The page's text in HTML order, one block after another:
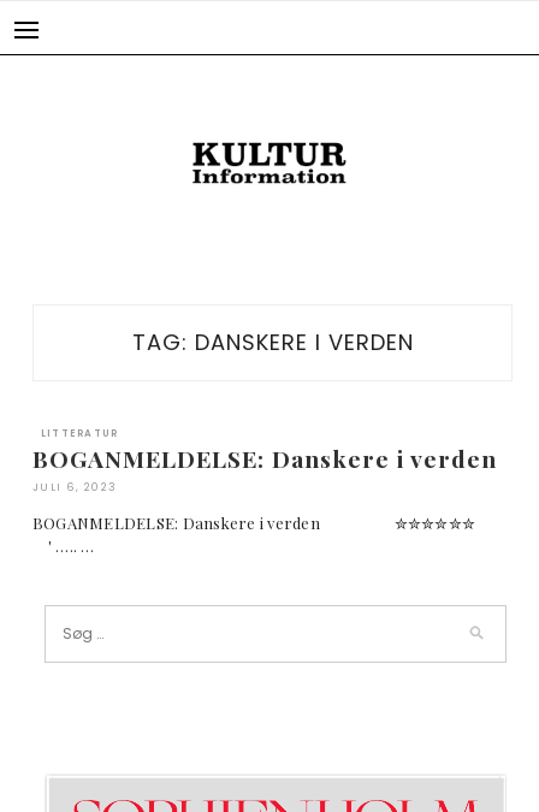
TAG: DANSKERE I VERDEN
LITTERATUR
BOGANMELDELSE: Danskere i verden
JULI 6, 2023
BOGANMELDELSE: Danskere i verden ✮✮✮✮✮✮
' ….. …